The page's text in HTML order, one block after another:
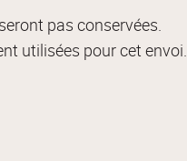
pas conservées.
utilisées pour cet envoi.